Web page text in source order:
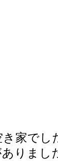
家でし
りまし